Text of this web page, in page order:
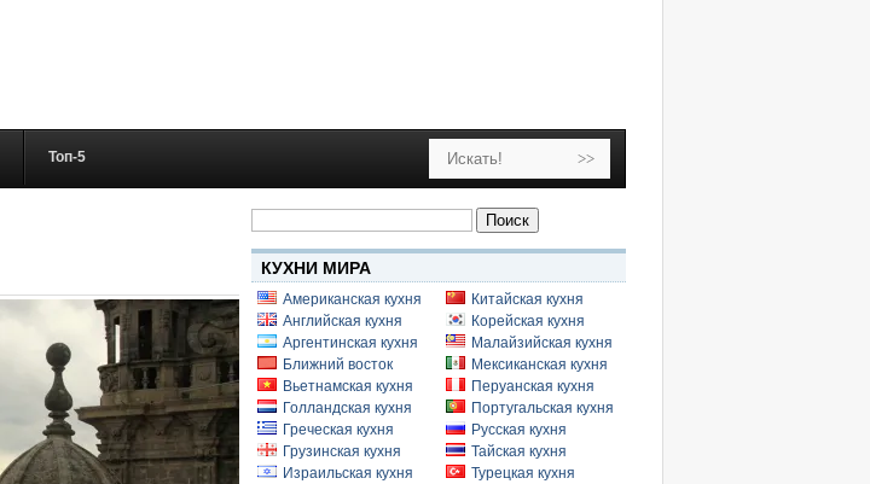
Топ-5
Найти:
КУХНИ МИРА
Американская кухня
Английская кухня
Аргентинская кухня
Ближний восток
Вьетнамская кухня
Голландская кухня
Греческая кухня
Грузинская кухня
Израильская кухня
Китайская кухня
Корейская кухня
Малайзийская кухня
Мексиканская кухня
Перуанская кухня
Португальская кухня
Русская кухня
Тайская кухня
Турецкая кухня